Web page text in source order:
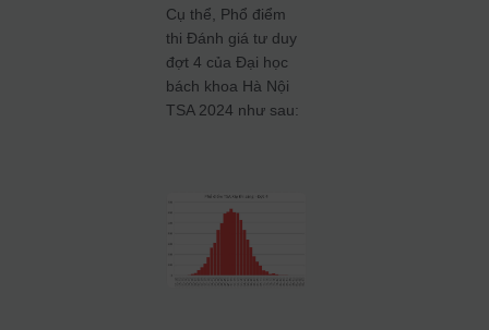
Cụ thể, Phổ điểm
thi Đánh giá tư duy
đợt 4 của Đại học
bách khoa Hà Nội
TSA 2024 như sau: